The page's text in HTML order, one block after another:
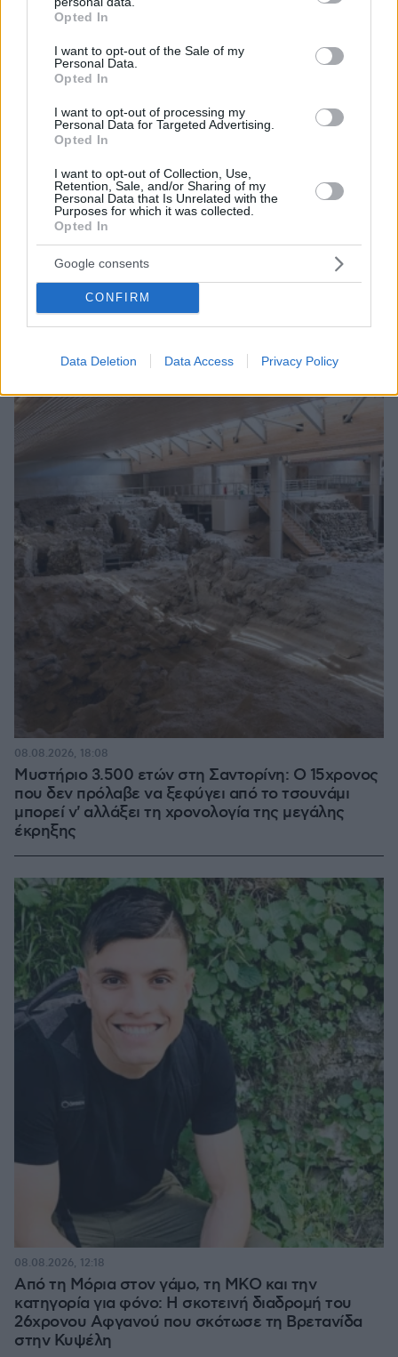
grant or deny consent to Google and its third-party tags to
use your data for below specified purposes in below Google
consent section.
Opted In
I want to opt-out of the Sale of my
Personal Data.
Opted In
I want to opt-out of processing my
Personal Data for Targeted Advertising.
Opted In
I want to opt-out of Collection, Use,
Retention, Sale, and/or Sharing of my
Personal Data that Is Unrelated with the
Purposes for which it was collected.
Opted In
Google consents
CONFIRM
Data Deletion Data Access Privacy Policy
Baywatch, δείτε βίντεο
Milky Nails: Το μανικιούρ που συνεχίζει να είναι η νο1
επιλογή μας για το καλοκαίρι
πριν 20 λεπτά
Πώς να βγάλετε τα κουκούτσια από τα κεράσια και τα
βύσσινα χωρίς να λερωθείτε
πριν 20 λεπτά
Το νέο... καλοκαιρινό κόλπο που κάνουν οι κλέφτες
αυτοκινήτων στην Ελλάδα
πριν 23 λεπτά
ΔΕΙΤΕ ΟΛΕΣ ΤΙΣ ΕΙΔΗΣΕΙΣ
Μυστήριο 3.500 ετών στη Σαντορίνη: Ο 15χρονος
που δεν πρόλαβε να ξεφύγει από το τσουνάμι
μπορεί ν' αλλάξει τη χρονολογία της μεγάλης
έκρηξης
08.08.2026, 18:08
Από τη Μόρια στον γάμο, τη ΜΚΟ και την
κατηγορία για φόνο: Η σκοτεινή διαδρομή του
26χρονου Αφγανού που σκότωσε τη Βρετανίδα
στην Κυψέλη
08.08.2026, 12:18